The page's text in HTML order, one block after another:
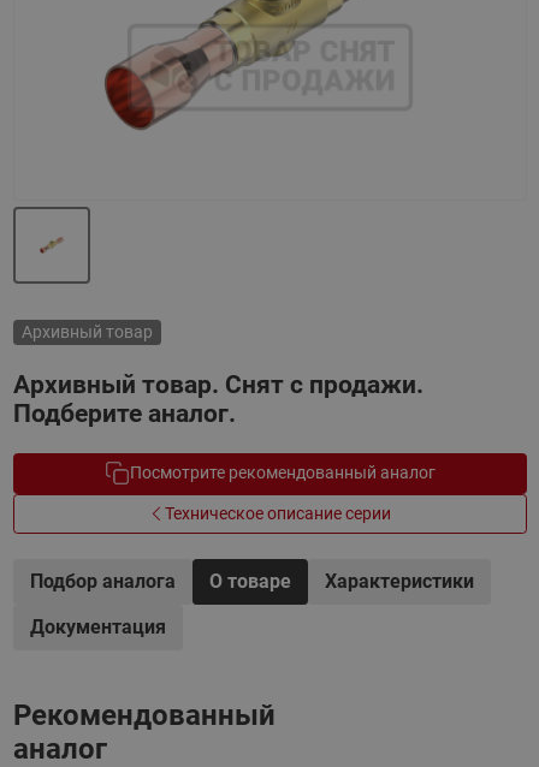
Архивный товар
Архивный товар. Снят с продажи.
Подберите аналог.
Посмотрите рекомендованный аналог
Техническое описание серии
Подбор аналога О товаре
Характеристики
Документация
Рекомендованный
аналог